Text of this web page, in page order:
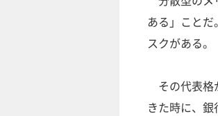
ある」こと
スクがある。
その代表格
きた時に、